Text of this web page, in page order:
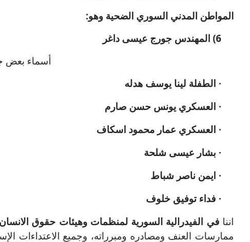
المواطن المدني السوري الضحية وهو:
6) المهندس جورج عيسى داغر
أسماء بعض
· الطفلة لينا يوسف هدله
· العسكري يونس حسن صارم
· العسكري عمار محمود اسكاف
· بشار عيسى شلحة
· ايمن ناصر شباط
· فداء توفيق خلوف
اننافي الفيدرالية السورية لمنظمات وهيئات حقوق
ممارسات العنف ومصادره ومبرراته، وجميع الاعتداءات